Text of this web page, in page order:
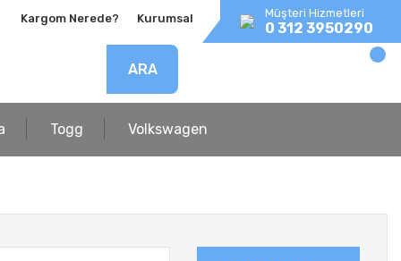
Kargom Nerede? Kurumsal Müşteri Hizmetleri
0 312 3950290
ARA
Togg Volkswagen